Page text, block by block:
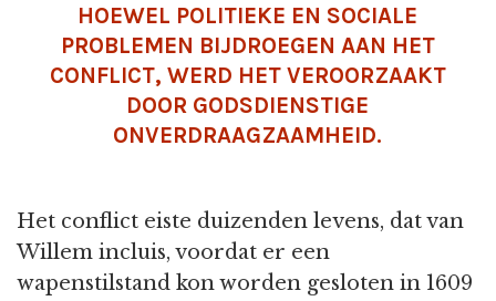
HOEWEL POLITIEKE EN SOCIALE
PROBLEMEN BIJDROEGEN AAN HET
CONFLICT, WERD HET VEROORZAAKT
DOOR GODSDIENSTIGE
ONVERDRAAGZAAMHEID.
Het conflict eiste duizenden levens, dat van
Willem incluis, voordat er een
wapenstilstand kon worden gesloten in 1609